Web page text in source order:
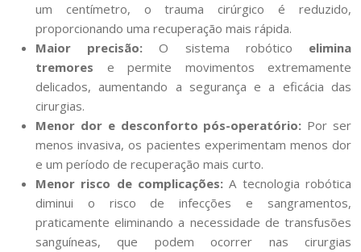
um centímetro, o trauma cirúrgico é reduzido,
proporcionando uma recuperação mais rápida.
Maior precisão: O sistema robótico elimina
tremores e permite movimentos extremamente
delicados, aumentando a segurança e a eficácia das
cirurgias.
Menor dor e desconforto pós-operatório: Por ser
menos invasiva, os pacientes experimentam menos dor
e um período de recuperação mais curto.
Menor risco de complicações: A tecnologia robótica
diminui o risco de infecções e sangramentos,
praticamente eliminando a necessidade de transfusões
sanguíneas, que podem ocorrer nas cirurgias